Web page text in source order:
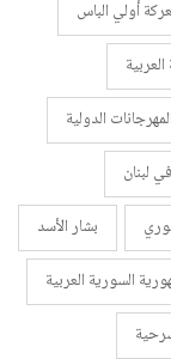
أولي الباس
العربية
المهرجانات الدولية
لبنان
بشار الأسد
السورية العربية